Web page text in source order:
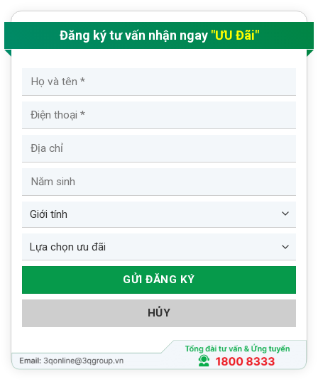
Đăng ký tư vấn nhận ngay "ƯU Đãi"
HỦY